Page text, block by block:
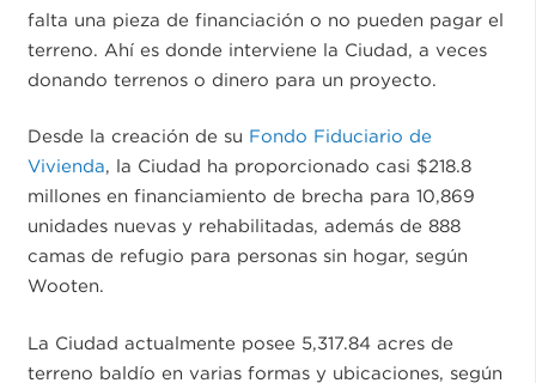
falta una pieza de financiación o no pueden pagar el
terreno. Ahí es donde interviene la Ciudad, a veces
donando terrenos o dinero para un proyecto.
Desde la creación de su Fondo Fiduciario de
Vivienda, la Ciudad ha proporcionado casi $218.8
millones en financiamiento de brecha para 10,869
unidades nuevas y rehabilitadas, además de 888
camas de refugio para personas sin hogar, según
Wooten.
La Ciudad actualmente posee 5,317.84 acres de
terreno baldío en varias formas y ubicaciones, según